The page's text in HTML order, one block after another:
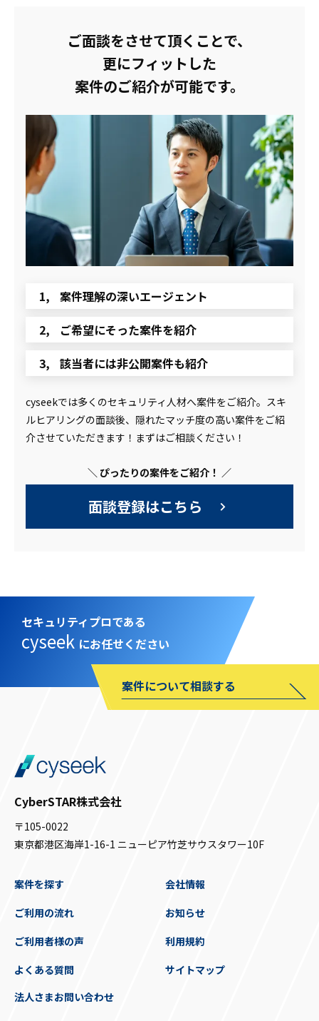
ご面談をさせて頂くことで、
更にフィットした
案件のご紹介が可能です。
案件理解の深いエージェント
ご希望にそった案件を紹介
該当者には非公開案件も紹介
cyseekでは多くのセキュリティ人材へ案件をご紹介。スキ
ルヒアリングの面談後、隠れたマッチ度の高い案件をご紹
介させていただきます！まずはご相談ください！
＼ ぴったりの案件をご紹介！ ／
面談登録はこちら
セキュリティプロである
cyseek にお任せください
案件について相談する
CyberSTAR株式会社
〒105-0022
東京都港区海岸1-16-1 ニューピア竹芝サウスタワー10F
案件を探す
ご利用の流れ
ご利用者様の声
よくある質問
会社情報
お知らせ
利用規約
サイトマップ
法人さまお問い合わせ